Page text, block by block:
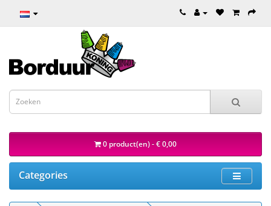
0 product(en) - € 0,00
Categories